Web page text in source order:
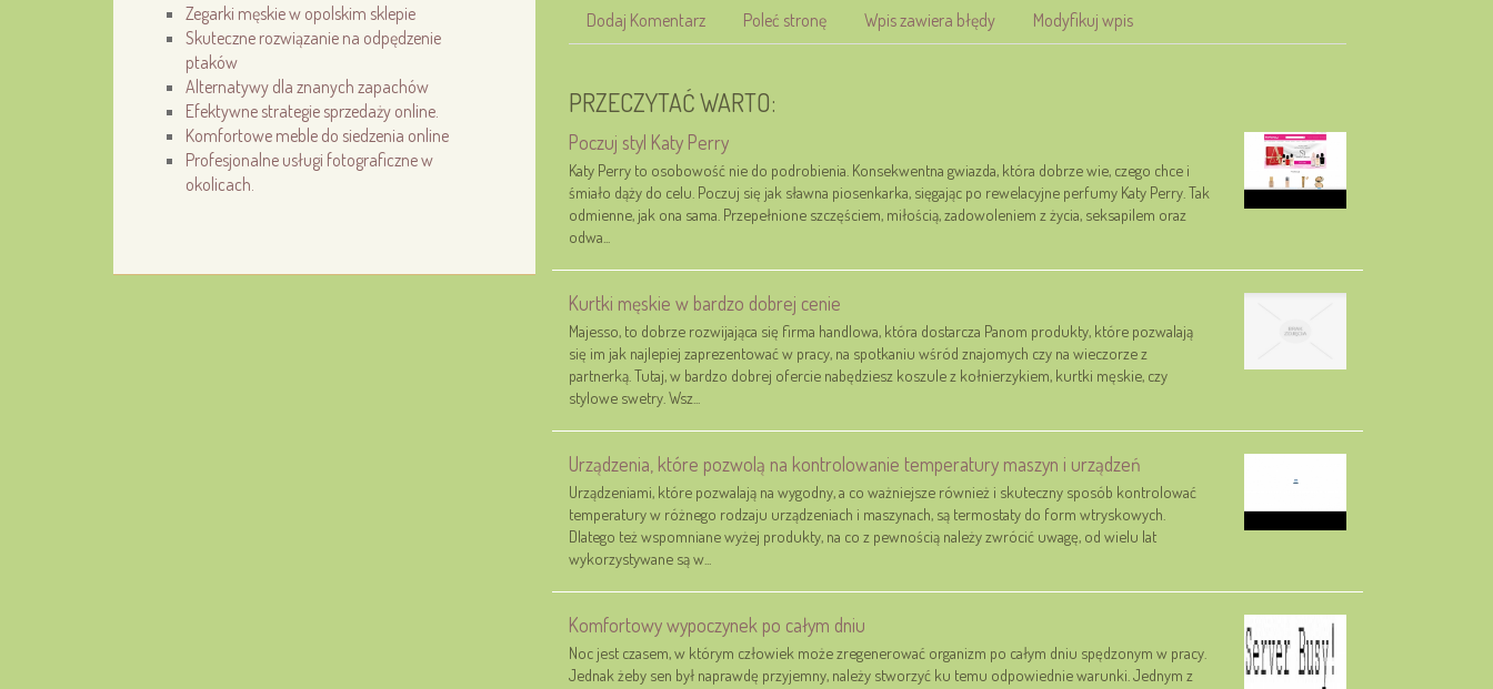
Zegarki męskie w opolskim sklepie
Skuteczne rozwiązanie na odpędzenie
ptaków
Alternatywy dla znanych zapachów
Efektywne strategie sprzedaży online.
Komfortowe meble do siedzenia online
Profesjonalne usługi fotograficzne w
okolicach.
Dodaj Komentarz Poleć stronę Wpis zawiera błędy Modyfikuj wpis
PRZECZYTAĆ WARTO:
Poczuj styl Katy Perry
Katy Perry to osobowość nie do podrobienia. Konsekwentna gwiazda, która dobrze wie, czego chce i
śmiało dąży do celu. Poczuj się jak sławna piosenkarka, sięgając po rewelacyjne perfumy Katy Perry. Tak
odmienne, jak ona sama. Przepełnione szczęściem, miłością, zadowoleniem z życia, seksapilem oraz
odwa...
Kurtki męskie w bardzo dobrej cenie
Majesso, to dobrze rozwijająca się firma handlowa, która dostarcza Panom produkty, które pozwalają
się im jak najlepiej zaprezentować w pracy, na spotkaniu wśród znajomych czy na wieczorze z
partnerką. Tutaj, w bardzo dobrej ofercie nabędziesz koszule z kołnierzykiem, kurtki męskie, czy
stylowe swetry. Wsz...
Urządzenia, które pozwolą na kontrolowanie temperatury maszyn i urządzeń
Urządzeniami, które pozwalają na wygodny, a co ważniejsze również i skuteczny sposób kontrolować
temperatury w różnego rodzaju urządzeniach i maszynach, są termostaty do form wtryskowych.
Dlatego też wspomniane wyżej produkty, na co z pewnością należy zwrócić uwagę, od wielu lat
wykorzystywane są w...
Komfortowy wypoczynek po całym dniu
Noc jest czasem, w którym człowiek może zregenerować organizm po całym dniu spędzonym w pracy.
Jednak żeby sen był naprawdę przyjemny, należy stworzyć ku temu odpowiednie warunki. Jednym z